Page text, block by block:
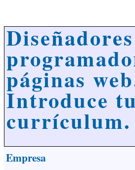
páginas
Introduce tu
currículum.
Empresa